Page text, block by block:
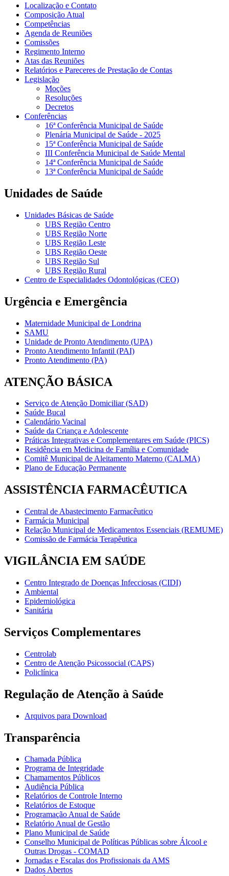
Localização e Contato
Composição Atual
Competências
Agenda de Reuniões
Comissões
Regimento Interno
Atas das Reuniões
Relatórios e Pareceres de Prestação de Contas
Legislação
Moções
Resoluções
Decretos
Conferências
16ª Conferência Municipal de Saúde
Plenária Municipal de Saúde - 2025
15ª Conferência Municipal de Saúde
III Conferência Municipal de Saúde Mental
14ª Conferência Municipal de Saúde
13ª Conferência Municipal de Saúde
Unidades de Saúde
Unidades Básicas de Saúde
UBS Região Centro
UBS Região Norte
UBS Região Leste
UBS Região Oeste
UBS Região Sul
UBS Região Rural
Centro de Especialidades Odontológicas (CEO)
Urgência e Emergência
Maternidade Municipal de Londrina
SAMU
Unidade de Pronto Atendimento (UPA)
Pronto Atendimento Infantil (PAI)
Pronto Atendimento (PA)
ATENÇÃO BÁSICA
Serviço de Atenção Domiciliar (SAD)
Saúde Bucal
Calendário Vacinal
Saúde da Criança e Adolescente
Práticas Integrativas e Complementares em Saúde (PICS)
Residência em Medicina de Família e Comunidade
Comitê Municipal de Aleitamento Materno (CALMA)
Plano de Educação Permanente
ASSISTÊNCIA FARMACÊUTICA
Central de Abastecimento Farmacêutico
Farmácia Municipal
Relação Municipal de Medicamentos Essenciais (REMUME)
Comissão de Farmácia Terapêutica
VIGILÂNCIA EM SAÚDE
Centro Integrado de Doenças Infecciosas (CIDI)
Ambiental
Epidemiológica
Sanitária
Serviços Complementares
Centrolab
Centro de Atenção Psicossocial (CAPS)
Policlínica
Regulação de Atenção à Saúde
Arquivos para Download
Transparência
Chamada Pública
Programa de Integridade
Chamamentos Públicos
Audiência Pública
Relatórios de Controle Interno
Relatórios de Estoque
Programação Anual de Saúde
Relatório Anual de Gestão
Plano Municipal de Saúde
Conselho Municipal de Políticas Públicas sobre Álcool e
Outras Drogas - COMAD
Jornadas e Escalas dos Profissionais da AMS
Dados Abertos